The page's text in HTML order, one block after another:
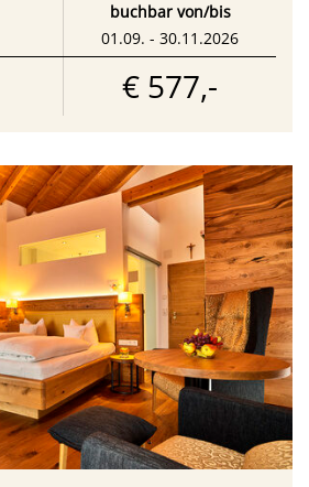
buchbar von/bis
01.09. - 30.11.2026
€ 577,-